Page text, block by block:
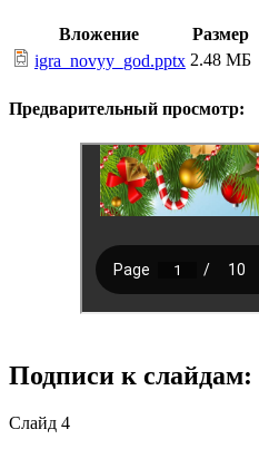
Вложение
Размер
igra_novyy_god.pptx 2.48 МБ
Предварительный просмотр:
Подписи к слайдам:
Слайд 4